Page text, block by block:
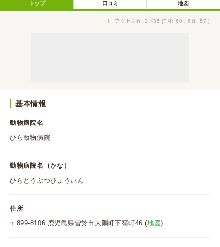
トップ 口コミ 地図
↑ アクセス数: 3,435 [7月: 60 | 6月: 57 ]
基本情報
動物病院名
ひら動物病院
動物病院名（かな）
ひらどうぶつびょういん
住所
〒899-8106 鹿児島県曽於市大隅町下窪町46 (地図)